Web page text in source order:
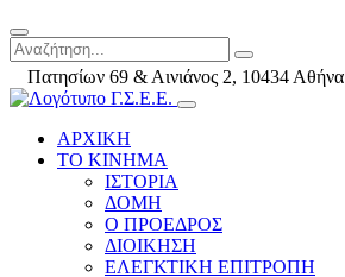
Πατησίων 69 & Αινιάνος 2, 10434 Αθήνα
ΑΡΧΙΚΗ
ΤΟ ΚΙΝΗΜΑ
ΙΣΤΟΡΙΑ
ΔΟΜΗ
Ο ΠΡΟΕΔΡΟΣ
ΔΙΟΙΚΗΣΗ
ΕΛΕΓΚΤΙΚΗ ΕΠΙΤΡΟΠΗ